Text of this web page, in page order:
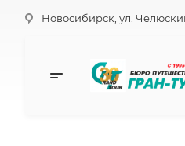
Новосибирск, ул.